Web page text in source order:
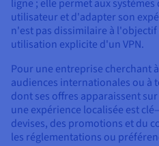
ligne ; elle permet aux
utilisateur et d'adapter son
n'est pas dissimilaire à l'objectif
utilisation explicite d'un VPN.
Pour une entreprise cherchant
audiences internationales ou à
dont ses offres apparaissent
une expérience localisée est
devises, des promotions et du
les réglementations ou